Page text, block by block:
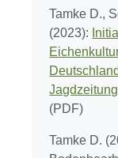
Tamke D.,
(2023):
(PDF)
Tamke D.